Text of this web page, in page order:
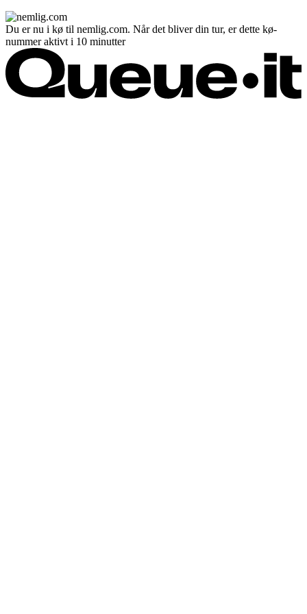
Du er nu i kø til nemlig.com. Når det bliver din tur, er dette kø-
nummer aktivt i 10 minutter